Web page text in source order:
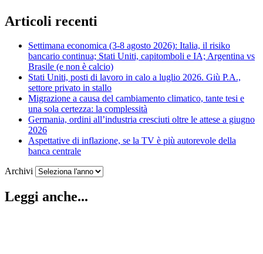
Articoli recenti
Settimana economica (3-8 agosto 2026): Italia, il risiko
bancario continua; Stati Uniti, capitomboli e IA; Argentina vs
Brasile (e non è calcio)
Stati Uniti, posti di lavoro in calo a luglio 2026. Giù P.A.,
settore privato in stallo
Migrazione a causa del cambiamento climatico, tante tesi e
una sola certezza: la complessità
Germania, ordini all’industria cresciuti oltre le attese a giugno
2026
Aspettative di inflazione, se la TV è più autorevole della
banca centrale
Archivi
Leggi anche...